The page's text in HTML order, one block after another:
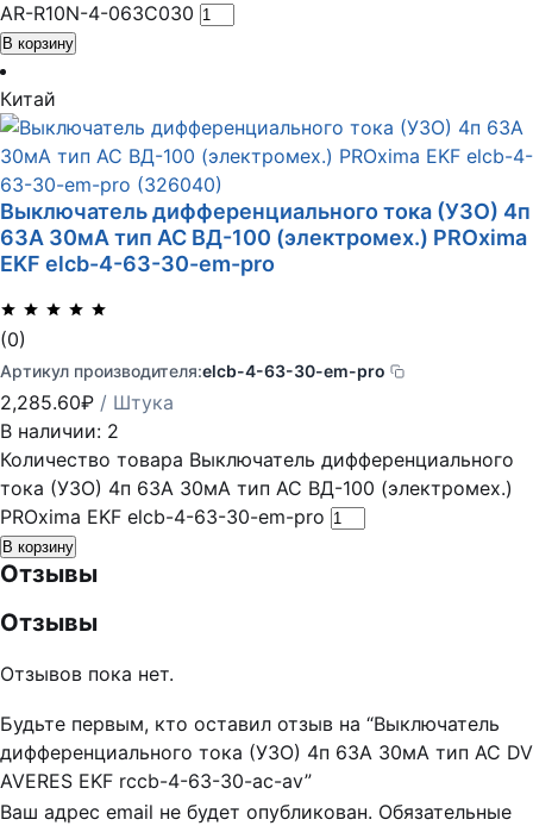
AR-R10N-4-063C030
В корзину
Китай
Выключатель дифференциального тока (УЗО) 4п
63А 30мА тип AC ВД-100 (электромех.) PROxima
EKF elcb-4-63-30-em-pro
(0)
Артикул производителя:elcb-4-63-30-em-pro
2,285.60₽ / Штука
В наличии: 2
Количество товара Выключатель дифференциального
тока (УЗО) 4п 63А 30мА тип AC ВД-100 (электромех.)
PROxima EKF elcb-4-63-30-em-pro
В корзину
Отзывы
Отзывы
Отзывов пока нет.
Будьте первым, кто оставил отзыв на “Выключатель
дифференциального тока (УЗО) 4п 63А 30мА тип AC DV
AVERES EKF rccb-4-63-30-ac-av”
Ваш адрес email не будет опубликован. Обязательные